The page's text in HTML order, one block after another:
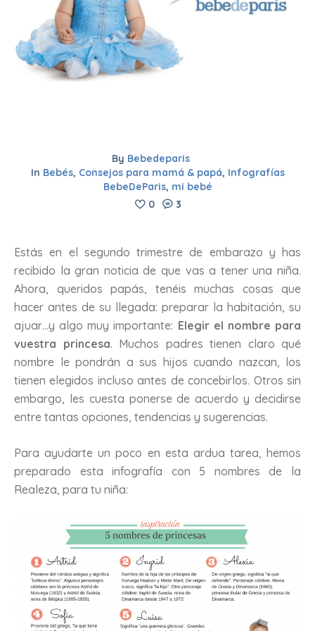
By Bebedeparis
In Bebés, Consejos para mamá & papá, Infografías
BebeDeParis, mi bebé
0
3
Estás en el segundo trimestre de embarazo y has
recibido la gran noticia de que vas a tener una niña.
Ahora, queridos papás, tenéis muchas cosas que
hacer antes de su llegada: preparar la habitación, su
ajuar…y algo muy importante: Elegir el nombre para
vuestra princesa. Muchos padres tienen claro qué
nombre le pondrán a sus hijos cuando nazcan, los
tienen elegidos incluso antes de concebirlos. Otros sin
embargo, les cuesta ponerse de acuerdo y decidirse
entre tantas opciones, tendencias y sugerencias.
Para ayudarte un poco en esta ardua tarea, hemos
preparado esta infografía con 5 nombres de la
Realeza, para tu niña: